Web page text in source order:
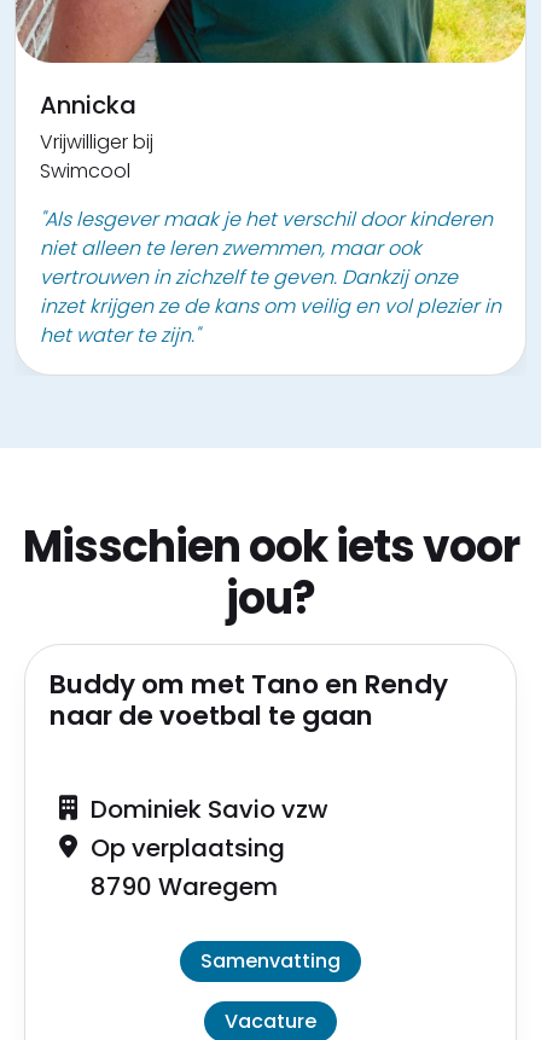
Annicka
Vrijwilliger bij
Swimcool
"Als lesgever maak je het verschil door kinderen
niet alleen te leren zwemmen, maar ook
vertrouwen in zichzelf te geven. Dankzij onze
inzet krijgen ze de kans om veilig en vol plezier in
het water te zijn."
Misschien ook iets voor
jou?
Buddy om met Tano en Rendy
naar de voetbal te gaan
Dominiek Savio vzw
Op verplaatsing
8790 Waregem
Samenvatting
Vacature